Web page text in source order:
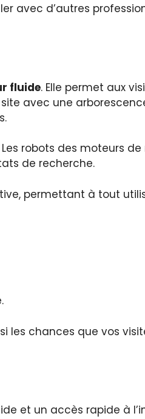
avec d’autres
fluide. Elle permet aux
avec une
Les robots des moteurs
de recherche.
permettant à tout
les chances que vos
et un accès rapide à